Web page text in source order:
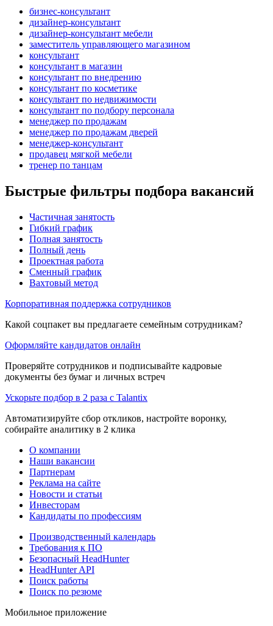
бизнес-консультант
дизайнер-консультант
дизайнер-консультант мебели
заместитель управляющего магазином
консультант
консультант в магазин
консультант по внедрению
консультант по косметике
консультант по недвижимости
консультант по подбору персонала
менеджер по продажам
менеджер по продажам дверей
менеджер-консультант
продавец мягкой мебели
тренер по танцам
Быстрые фильтры подбора вакансий
Частичная занятость
Гибкий график
Полная занятость
Полный день
Проектная работа
Сменный график
Вахтовый метод
Корпоративная поддержка сотрудников
Какой соцпакет вы предлагаете семейным сотрудникам?
Оформляйте кандидатов онлайн
Проверяйте сотрудников и подписывайте кадровые
документы без бумаг и личных встреч
Ускорьте подбор в 2 раза с Talantix
Автоматизируйте сбор откликов, настройте воронку,
собирайте аналитику в 2 клика
О компании
Наши вакансии
Партнерам
Реклама на сайте
Новости и статьи
Инвесторам
Кандидаты по профессиям
Производственный календарь
Требования к ПО
Безопасный HeadHunter
HeadHunter API
Поиск работы
Поиск по резюме
Мобильное приложение